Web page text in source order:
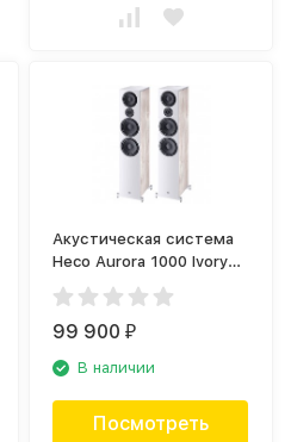
Акустическая система
Heco Aurora 1000 Ivory
White (пара)
99 900₽
В наличии
Посмотреть